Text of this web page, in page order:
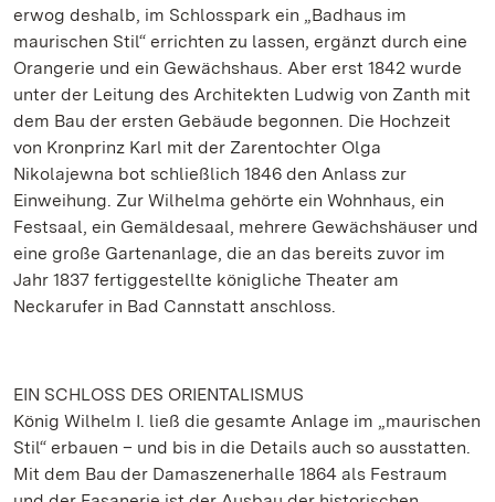
erwog deshalb, im Schlosspark ein „Badhaus im
maurischen Stil“ errichten zu lassen, ergänzt durch eine
Orangerie und ein Gewächshaus. Aber erst 1842 wurde
unter der Leitung des Architekten Ludwig von Zanth mit
dem Bau der ersten Gebäude begonnen. Die Hochzeit
von Kronprinz Karl mit der Zarentochter Olga
Nikolajewna bot schließlich 1846 den Anlass zur
Einweihung. Zur Wilhelma gehörte ein Wohnhaus, ein
Festsaal, ein Gemäldesaal, mehrere Gewächshäuser und
eine große Gartenanlage, die an das bereits zuvor im
Jahr 1837 fertiggestellte königliche Theater am
Neckarufer in Bad Cannstatt anschloss.
EIN SCHLOSS DES ORIENTALISMUS
König Wilhelm I. ließ die gesamte Anlage im „maurischen
Stil“ erbauen – und bis in die Details auch so ausstatten.
Mit dem Bau der Damaszenerhalle 1864 als Festraum